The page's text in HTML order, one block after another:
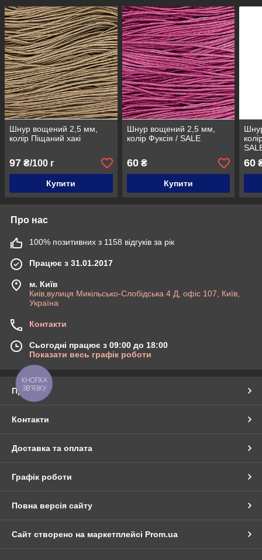
Шнур вощений 2,5 мм,
колір Піщаний хакі
97 ₴/100 г
Купити
Шнур вощений 2,5 мм,
колір Фуксія / SALE
60₴
Купити
60
Про нас
100% позитивних з 1158 відгуків за рік
Працює з 31.01.2017
м. Київ
Киів,вулиця Микільсько-Слобідська 4 Д, офіс 107, Київ,
Україна
Контакти
Сьогодні працює з 09:00 до 18:00
Показати весь графік роботи
Про нас
Контакти
Доставка та оплата
Графік роботи
Повна версія сайту
Сайт створено на маркетплейсі Prom.ua
КНОПКА
ЗВ'ЯЗКУ